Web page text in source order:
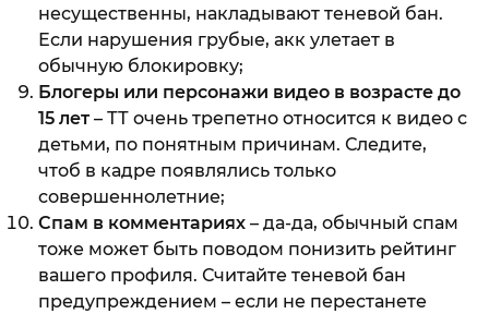
несущественны, накладывают теневой бан.
Если нарушения грубые, акк улетает в
обычную блокировку;
Блогеры или персонажи видео в возрасте до
15 лет– ТТ очень трепетно относится к видео с
детьми, по понятным причинам. Следите,
чтоб в кадре появлялись только
совершеннолетние;
Спам в комментариях – да-да, обычный спам
тоже может быть поводом понизить рейтинг
вашего профиля. Считайте теневой бан
предупреждением – если не перестанете